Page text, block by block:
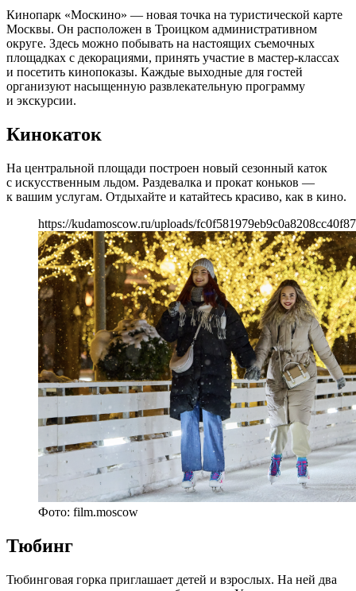
Кинопарк «Москино» — новая точка на туристической карте
Москвы. Он расположен в Троицком административном
округе. Здесь можно побывать на настоящих съемочных
площадках с декорациями, принять участие в мастер-классах
и посетить кинопоказы. Каждые выходные для гостей
организуют насыщенную развлекательную программу
и экскурсии.
Кинокаток
На центральной площади построен новый сезонный каток
с искусственным льдом. Раздевалка и прокат коньков —
к вашим услугам. Отдыхайте и катайтесь красиво, как в кино.
https://kudamoscow.ru/uploads/
Фото: film.moscow
Тюбинг
Тюбинговая горка приглашает детей и взрослых. На ней два